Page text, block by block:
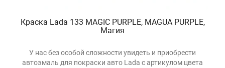
Краска Lada 133 MAGIC PURPLE, MAGUA PURPLE,
Магия
У нас без особой сложности увидеть и приобрести
автоэмаль для покраски авто Lada с артикулом цвета